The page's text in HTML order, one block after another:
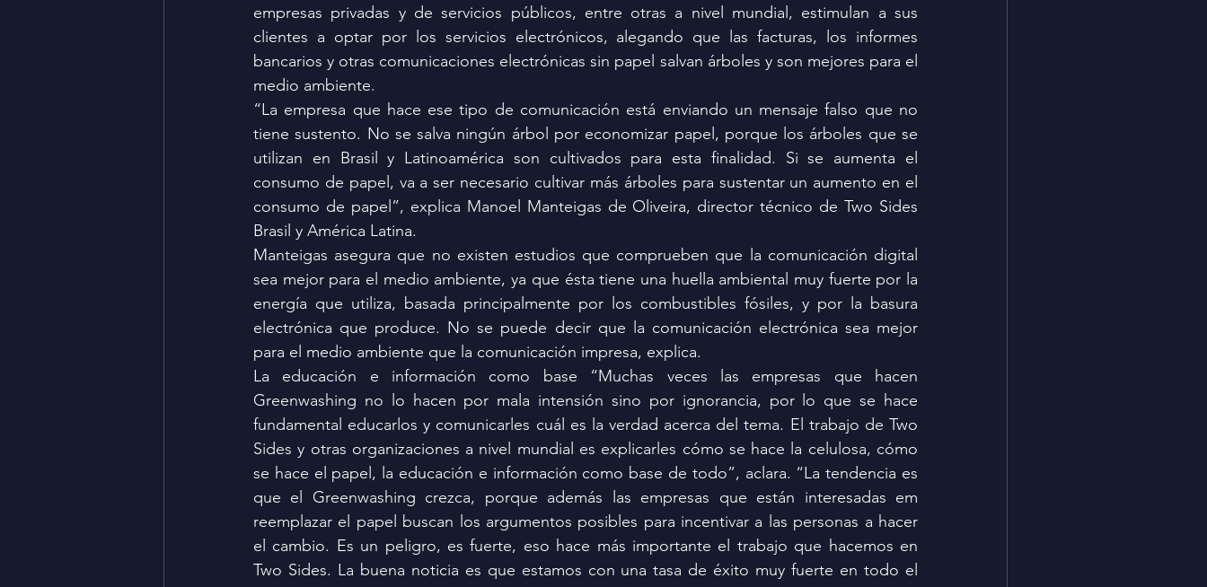
empresas privadas y de servicios públicos, entre otras a nivel mundial, estimulan a sus
clientes a optar por los servicios electrónicos, alegando que las facturas, los informes
bancarios y otras comunicaciones electrónicas sin papel salvan árboles y son mejores para el
medio ambiente.
“La empresa que hace ese tipo de comunicación está enviando un mensaje falso que no
tiene sustento. No se salva ningún árbol por economizar papel, porque los árboles que se
utilizan en Brasil y Latinoamérica son cultivados para esta finalidad. Si se aumenta el
consumo de papel, va a ser necesario cultivar más árboles para sustentar un aumento en el
consumo de papel”, explica Manoel Manteigas de Oliveira, director técnico de Two Sides
Brasil y América Latina.
Manteigas asegura que no existen estudios que comprueben que la comunicación digital
sea mejor para el medio ambiente, ya que ésta tiene una huella ambiental muy fuerte por la
energía que utiliza, basada principalmente por los combustibles fósiles, y por la basura
electrónica que produce. No se puede decir que la comunicación electrónica sea mejor
para el medio ambiente que la comunicación impresa, explica.
La educación e información como base “Muchas veces las empresas que hacen
Greenwashing no lo hacen por mala intensión sino por ignorancia, por lo que se hace
fundamental educarlos y comunicarles cuál es la verdad acerca del tema. El trabajo de Two
Sides y otras organizaciones a nivel mundial es explicarles cómo se hace la celulosa, cómo
se hace el papel, la educación e información como base de todo”, aclara. “La tendencia es
que el Greenwashing crezca, porque además las empresas que están interesadas em
reemplazar el papel buscan los argumentos posibles para incentivar a las personas a hacer
el cambio. Es un peligro, es fuerte, eso hace más importante el trabajo que hacemos en
Two Sides. La buena noticia es que estamos con una tasa de éxito muy fuerte en todo el